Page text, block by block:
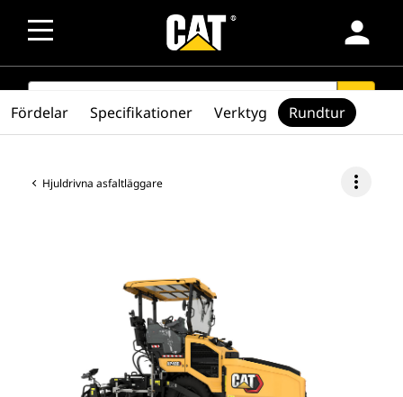
person
SEARCH search
Hjuldrivna asfaltläggare more_vert
Fördelar Specifikationer Verktyg Rundtur